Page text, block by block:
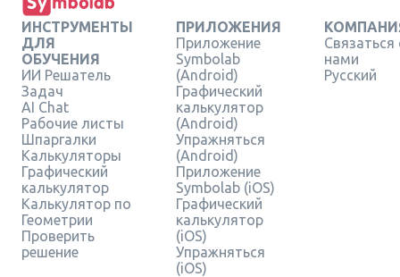
ИНСТРУМЕНТЫ
ДЛЯ
ОБУЧЕНИЯ
ИИ Решатель
Задач
AI Chat
Рабочие листы
Шпаргалки
Калькуляторы
Графический
калькулятор
Калькулятор по
Геометрии
Проверить
решение
ПРИЛОЖЕНИЯ
Приложение
Symbolab
(Android)
Графический
калькулятор
(Android)
Упражняться
(Android)
Приложение
Symbolab (iOS)
Графический
калькулятор
(iOS)
Упражняться
(iOS)
Связаться
нами
Русский